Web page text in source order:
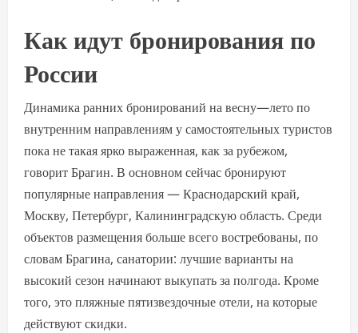
Как идут бронирования по
России
Динамика ранних бронирований на весну—лето по
внутренним направлениям у самостоятельных туристов
пока не такая ярко выраженная, как за рубежом,
говорит Брагин. В основном сейчас бронируют
популярные направления — Краснодарский край,
Москву, Петербург, Калининградскую область. Среди
объектов размещения больше всего востребованы, по
словам Брагина, санатории: лучшие варианты на
высокий сезон начинают выкупать за полгода. Кроме
того, это пляжные пятизвездочные отели, на которые
действуют скидки.